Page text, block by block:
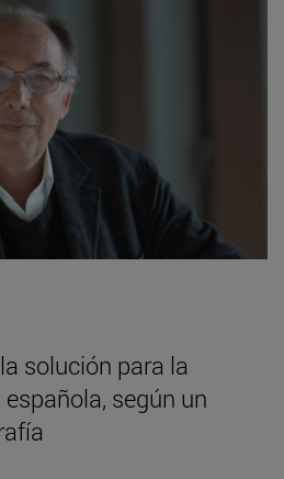
solución para la
según un